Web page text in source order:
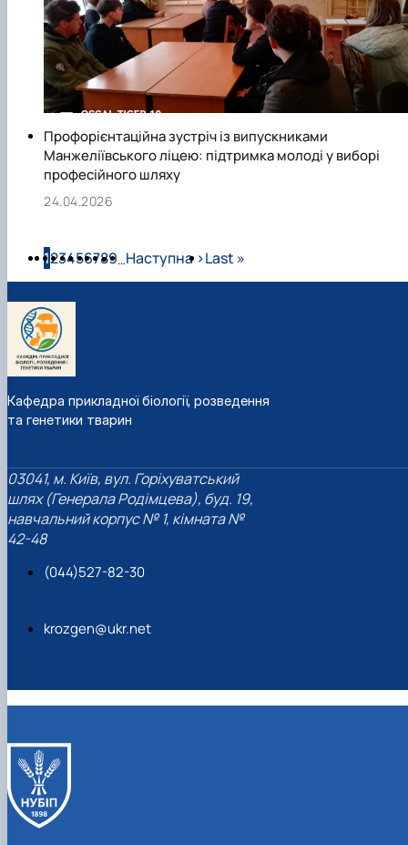
Профорієнтаційна зустріч із випускниками
Манжеліївського ліцею: підтримка молоді у виборі
професійного шляху
24.04.2026
Розбивка на сторінки
Сторінка
1Сторінка
2Сторінка
3Сторінка
4Сторінка
5Сторінка
6Сторінка
7Сторінка
8Сторінка
9…Наступна сторінка
Наступна ›Остання сторінка
Last »
Кафедра прикладної біології, розведення
та генетики тварин
03041, м. Київ, вул. Горіхуватський
шлях (Генерала Родімцева), буд. 19,
навчальний корпус № 1, кімната №
42-48
(044)527-82-30
krozgen@ukr.net